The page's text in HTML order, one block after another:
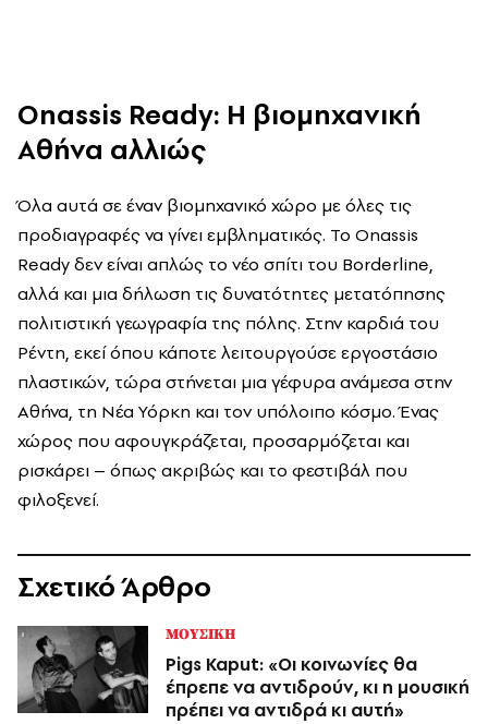
Onassis Ready: Η βιομηχανική
Αθήνα αλλιώς
Όλα αυτά σε έναν βιομηχανικό χώρο με όλες τις
προδιαγραφές να γίνει εμβληματικός. Το Onassis
Ready δεν είναι απλώς το νέο σπίτι του Borderline,
αλλά και μια δήλωση τις δυνατότητες μετατόπησης
πολιτιστική γεωγραφία της πόλης. Στην καρδιά του
Ρέντη, εκεί όπου κάποτε λειτουργούσε εργοστάσιο
πλαστικών, τώρα στήνεται μια γέφυρα ανάμεσα στην
Αθήνα, τη Νέα Υόρκη και τον υπόλοιπο κόσμο. Ένας
χώρος που αφουγκράζεται, προσαρμόζεται και
ρισκάρει – όπως ακριβώς και το φεστιβάλ που
φιλοξενεί.
Σχετικό Άρθρο
ΜΟΥΣΙΚΗ
Pigs Kaput: «Οι κοινωνίες θα
έπρεπε να αντιδρούν, κι η μουσική
πρέπει να αντιδρά κι αυτή»